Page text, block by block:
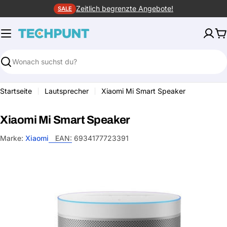
Inhalt
springen
SALE Zeitlich begrenzte Angebote!
Suchen
Startseite Lautsprecher Xiaomi Mi Smart Speaker
Xiaomi Mi Smart Speaker
Marke: Xiaomi EAN: 6934177723391